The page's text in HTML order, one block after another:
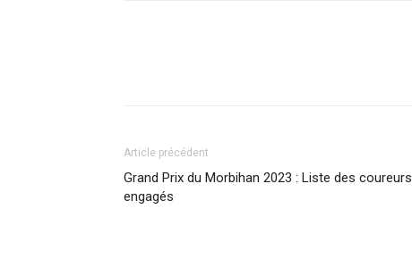
Article précédent
Grand Prix du Morbihan 2023 : Liste des coureurs
engagés